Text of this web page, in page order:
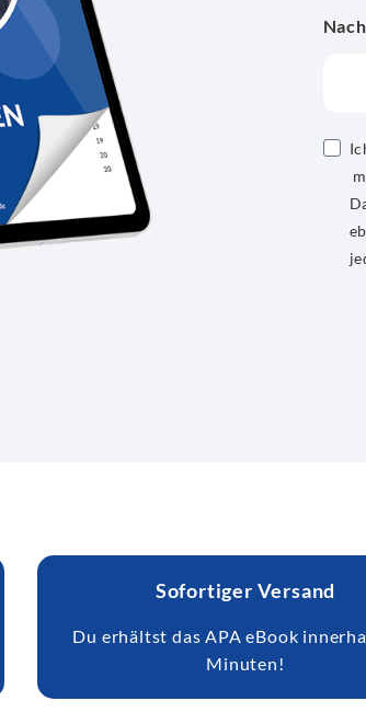
Sofortiger Versand
Du erhältst das APA eBook
Minuten!